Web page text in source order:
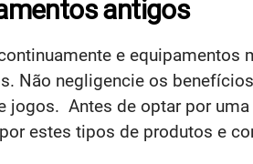
antigos
e
Não negligencie os
jogos. Antes de optar por
estes tipos de produtos e